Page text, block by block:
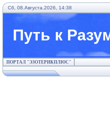
Сб, 08.Августа.2026, 14:38
Путь к
ПОРТАЛ "ЭЗОТЕРИКПЛЮС"